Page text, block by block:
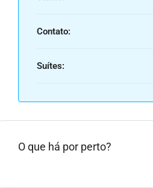
Contato:
Suítes:
O que há por perto?